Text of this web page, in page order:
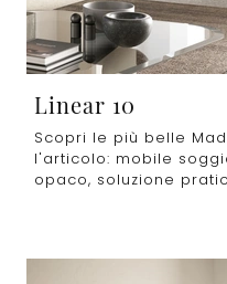
Linear 10
Scopri le più belle
l'articolo: mobile
opaco, soluzione